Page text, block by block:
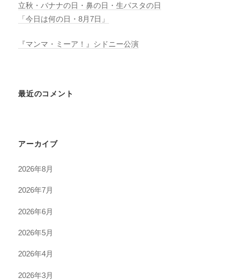
立秋・バナナの日・鼻の日・生パスタの日
「今日は何の日・8月7日」
『マンマ・ミーア！』シドニー公演
最近のコメント
アーカイブ
2026年8月
2026年7月
2026年6月
2026年5月
2026年4月
2026年3月